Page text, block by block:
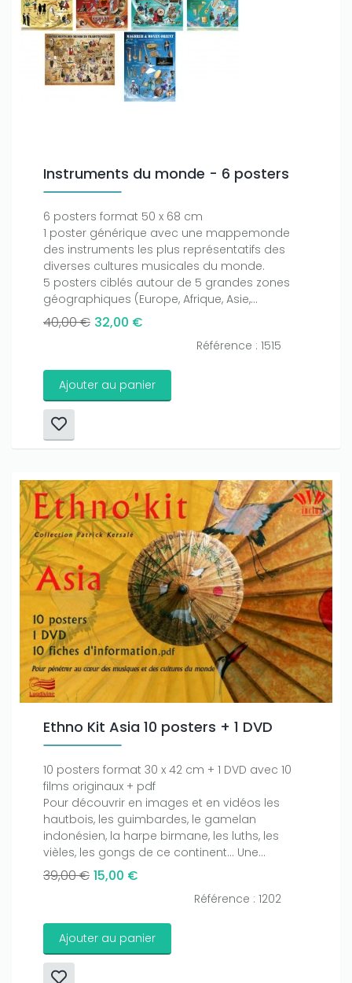
Instruments du monde - 6 posters
6 posters format 50 x 68 cm
1 poster générique avec une mappemonde
des instruments les plus représentatifs des
diverses cultures musicales du monde.
5 posters ciblés autour de 5 grandes zones
géographiques (Europe, Afrique, Asie,...
40,00 € 32,00 €
Référence : 1515
Ajouter au panier
Ethno Kit Asia 10 posters + 1 DVD
10 posters format 30 x 42 cm + 1 DVD avec 10
films originaux + pdf
Pour découvrir en images et en vidéos les
hautbois, les guimbardes, le gamelan
indonésien, la harpe birmane, les luths, les
vièles, les gongs de ce continent… Une...
39,00 € 15,00 €
Référence : 1202
Ajouter au panier